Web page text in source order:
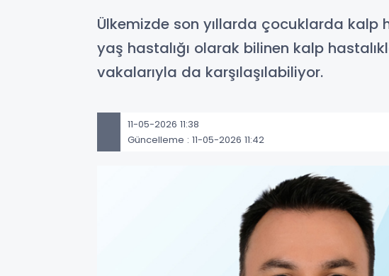
Ülkemizde son yıllarda çocuklarda kalp
yaş hastalığı olarak bilinen kalp
vakalarıyla da karşılaşılabiliyor.
11-05-2026 11:38
Güncelleme : 11-05-2026 11:42